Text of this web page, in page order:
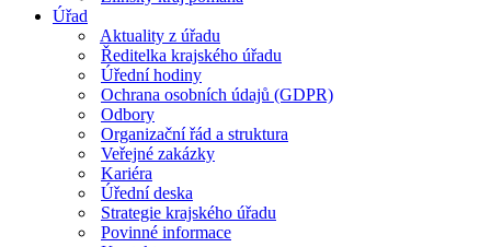
Úřad
Aktuality z úřadu
Ředitelka krajského úřadu
Úřední hodiny
Ochrana osobních údajů (GDPR)
Odbory
Organizační řád a struktura
Veřejné zakázky
Kariéra
Úřední deska
Strategie krajského úřadu
Povinné informace